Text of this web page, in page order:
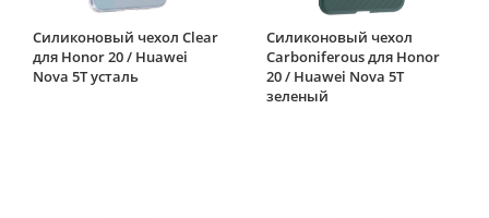
Силиконовый чехол Clear
для Honor 20 / Huawei
Nova 5T усталь
Силиконовый чехол
Carboniferous для Honor
20 / Huawei Nova 5T
зеленый